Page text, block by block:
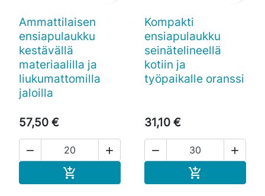
Ammattilaisen
ensiapulaukku
kestävällä
materiaalilla ja
liukumattomilla
jaloilla
57,50 €
 

Kompakti
ensiapulaukku
seinätelineellä
kotiin ja
työpaikalle oranssi
31,10 €
 
